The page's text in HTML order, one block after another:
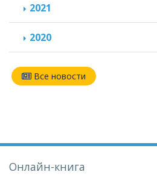
2021
2020
Все новости
Онлайн-книга